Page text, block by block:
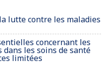
lutte contre les maladies
concernant les
les soins de santé
limitées